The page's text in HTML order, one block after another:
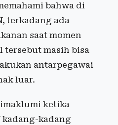
bahwa di
terkadang ada
saat momen
tersebut masih bisa
antarpegawai
luar.
ketika
kadang-kadang